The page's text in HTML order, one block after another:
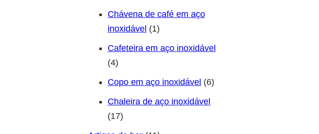
Chávena de café em aço
inoxidável
11 produto
Cafeteira em aço inoxidável
44 produtos
Copo em aço inoxidável 66 produtos
Chaleira de aço inoxidável
1717 produtos